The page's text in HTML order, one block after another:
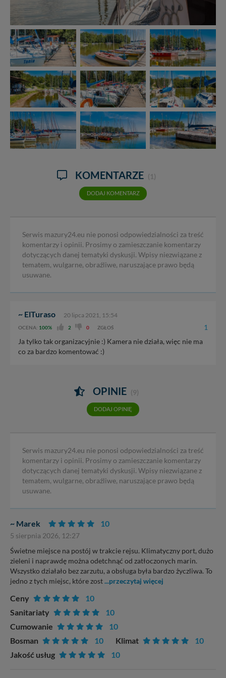
KOMENTARZE (1)
DODAJ KOMENTARZ
Serwis mazury24.eu nie ponosi odpowiedzialności za treść
komentarzy i opinii. Prosimy o zamieszczanie komentarzy
dotyczących danej tematyki dyskusji. Wpisy niezwiązane z
tematem, wulgarne, obraźliwe, naruszające prawo będą
usuwane.
~ ElTuraso 20 lipca 2021, 15:54
OCENA: 100% 2 0 ZGŁOŚ 1
Ja tylko tak organizacyjnie :) Kamera nie działa, więc nie ma
co za bardzo komentować :)
OPINIE (9)
DODAJ OPINIĘ
Serwis mazury24.eu nie ponosi odpowiedzialności za treść
komentarzy i opinii. Prosimy o zamieszczanie komentarzy
dotyczących danej tematyki dyskusji. Wpisy niezwiązane z
tematem, wulgarne, obraźliwe, naruszające prawo będą
usuwane.
~ Marek 10
5 sierpnia 2026, 12:27
Świetne miejsce na postój w trakcie rejsu. Klimatyczny port, dużo
zieleni i naprawdę można odetchnąć od zatłoczonych marin.
Wszystko działało bez zarzutu, a obsługa była bardzo życzliwa. To
jedno z tych miejsc, które zost...przeczytaj więcej
Ceny
10
Sanitariaty
10
Cumowanie
10
Bosman
10 Klimat
10
Jakość usług
10